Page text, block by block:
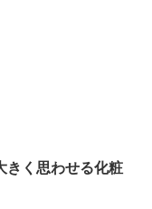
きく思わせる化粧